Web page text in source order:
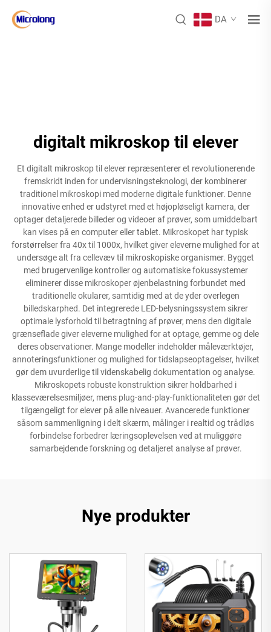
DA
digitalt mikroskop til elever
Et digitalt mikroskop til elever repræsenterer et revolutionerende
fremskridt inden for undervisningsteknologi, der kombinerer
traditionel mikroskopi med moderne digitale funktioner. Denne
innovative enhed er udstyret med et højopløseligt kamera, der
optager detaljerede billeder og videoer af prøver, som umiddelbart
kan vises på en computer eller tablet. Mikroskopet har typisk
forstørrelser fra 40x til 1000x, hvilket giver eleverne mulighed for at
undersøge alt fra cellevæv til mikroskopiske organismer. Bygget
med brugervenlige kontroller og automatiske fokussystemer
eliminerer disse mikroskoper øjenbelastning forbundet med
traditionelle okularer, samtidig med at de yder overlegen
billedskarphed. Det integrerede LED-belysningssystem sikrer
optimale lysforhold til betragtning af prøver, mens den digitale
grænseflade giver eleverne mulighed for at optage, gemme og dele
deres observationer. Mange modeller indeholder måleværktøjer,
annoteringsfunktioner og mulighed for tidslapseoptagelser, hvilket
gør dem uvurderlige til videnskabelig dokumentation og analyse.
Mikroskopets robuste konstruktion sikrer holdbarhed i
klasseværelsesmiljøer, mens plug-and-play-funktionaliteten gør det
tilgængeligt for elever på alle niveauer. Avancerede funktioner
såsom sammenligning i delt skærm, målinger i realtid og trådløs
forbindelse forbedrer læringsoplevelsen ved at muliggøre
samarbejdende forskning og detaljeret analyse af prøver.
Nye produkter